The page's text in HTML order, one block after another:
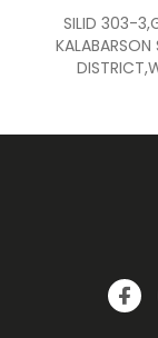
SILID 303-
KALABARSON